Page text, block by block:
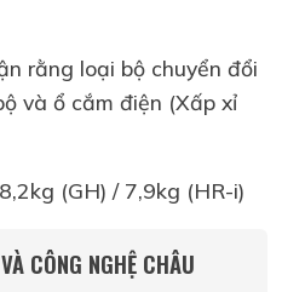
rằng loại bộ chuyển đổi
và ổ cắm điện (Xấp xỉ
(GH) / 7,9kg (HR-i)
CÔNG NGHỆ CHÂU